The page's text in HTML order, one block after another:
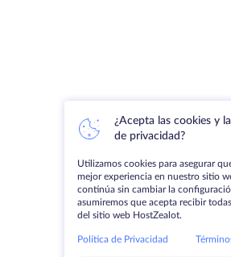
¿Acepta las cookies y
de privacidad?
Utilizamos cookies para asegurar
mejor experiencia en nuestro sitio
continúa sin cambiar la
asumiremos que acepta recibir
del sitio web HostZealot.
Política de Privacidad